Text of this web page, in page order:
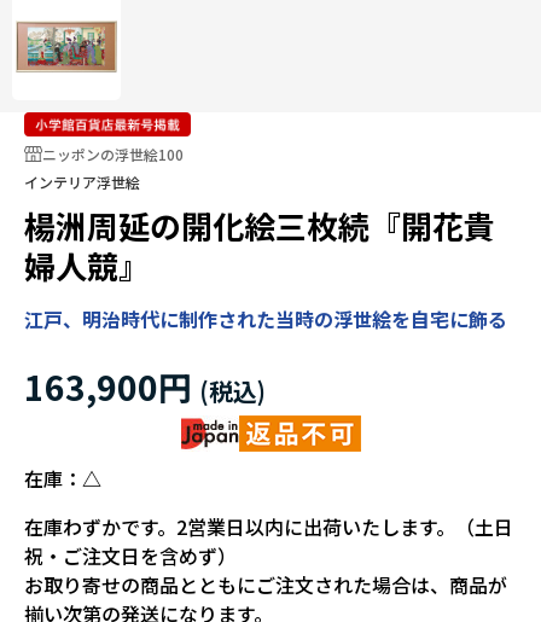
ニッポンの浮世絵100
インテリア浮世絵
楊洲周延の開化絵三枚続『開花貴
婦人競』
江戸、明治時代に制作された当時の浮世絵を自宅に飾る
163,900円
在庫： △
在庫わずかです。2営業日以内に出荷いたします。（土日
祝・ご注文日を含めず）
お取り寄せの商品とともにご注文された場合は、商品が
揃い次第の発送になります。